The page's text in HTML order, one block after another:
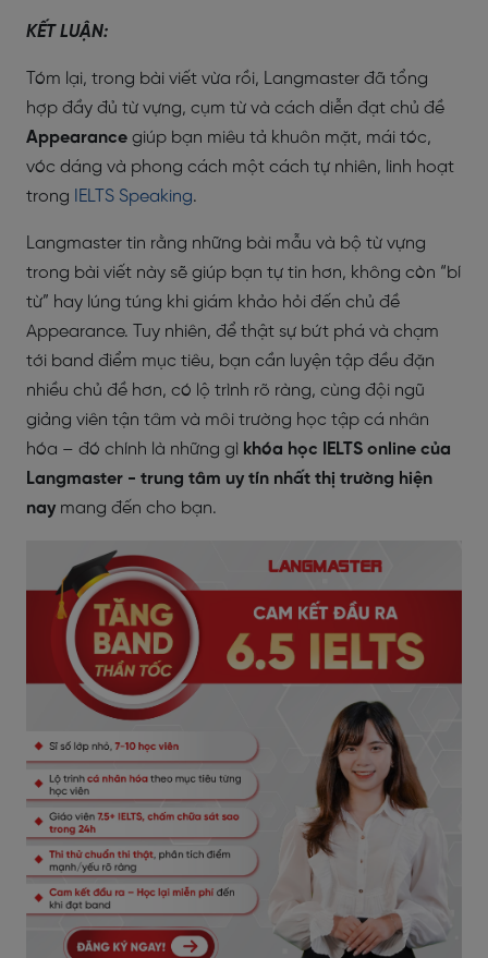
KẾT LUẬN:
Tóm lại, trong bài viết vừa rồi, Langmaster đã tổng
hợp đầy đủ từ vựng, cụm từ và cách diễn đạt chủ đề
Appearance giúp bạn miêu tả khuôn mặt, mái tóc,
vóc dáng và phong cách một cách tự nhiên, linh hoạt
trong
IELTS Speaking.
Langmaster tin rằng những bài mẫu và bộ từ vựng
trong bài viết này sẽ giúp bạn tự tin hơn, không còn “bí
từ” hay lúng túng khi giám khảo hỏi đến chủ đề
Appearance. Tuy nhiên, để thật sự bứt phá và chạm
tới band điểm mục tiêu, bạn cần luyện tập đều đặn
nhiều chủ đề hơn, có lộ trình rõ ràng, cùng đội ngũ
giảng viên tận tâm và môi trường học tập cá nhân
hóa – đó chính là những gì khóa học IELTS online của
Langmaster - trung tâm uy tín nhất thị trường hiện
nay mang đến cho bạn.